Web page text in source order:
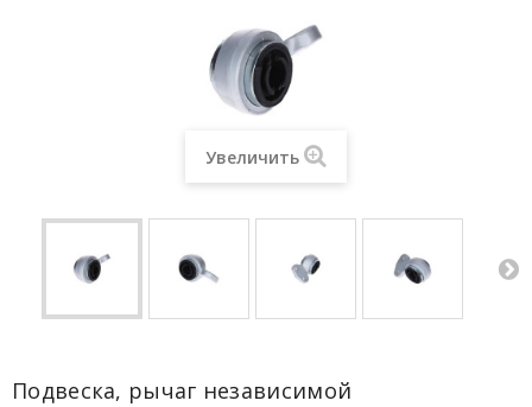
Увеличить
Подвеска, рычаг независимой